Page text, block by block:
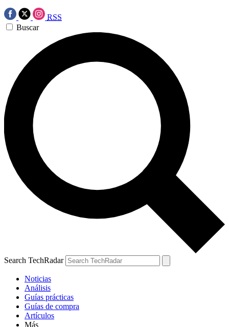
RSS
Buscar
Search TechRadar
Noticias
Análisis
Guías prácticas
Guías de compra
Artículos
Más